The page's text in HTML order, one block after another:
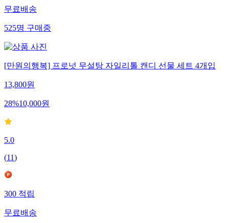
무료배송
525명구매중
[만원의행복] 프로넛 무설탕 자일리톨 캔디 선물 세트 4개입
13,800원
28%10,000원
5.0
(11)
300적립
무료배송